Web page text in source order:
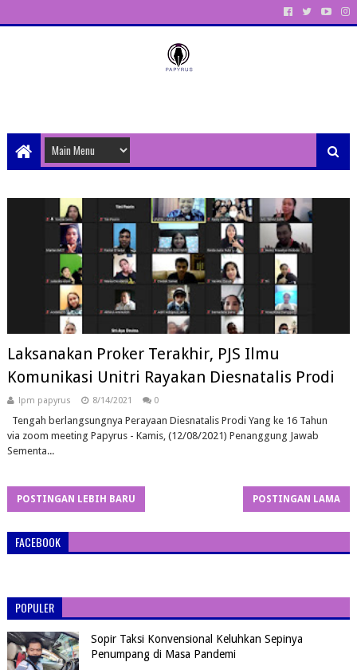
Laksanakan Proker Terakhir, PJS Ilmu
Komunikasi Unitri Rayakan Diesnatalis Prodi
lpm papyrus 8/14/2021 0
Tengah berlangsungnya Perayaan Diesnatalis Prodi Yang ke 16 Tahun
via zoom meeting Papyrus - Kamis, (12/08/2021) Penanggung Jawab
Sementa...
POSTINGAN LEBIH BARU POSTINGAN LAMA
FACEBOOK
POPULER
Sopir Taksi Konvensional Keluhkan Sepinya
Penumpang di Masa Pandemi